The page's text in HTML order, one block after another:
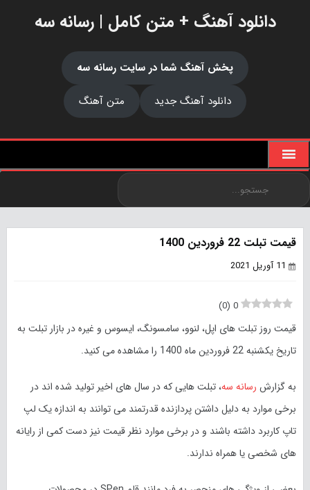
دانلود آهنگ + متن کامل | رسانه سه
پخش آهنگ شما در سایت رسانه سه
دانلود آهنگ جدید
متن آهنگ
قیمت تبلت 22 فروردین 1400
11 آوریل 2021
0
(
0
)
قیمت روز تبلت های اپل، لنوو، سامسونگ، ایسوس و غیره در بازار تبلت به
تاریخ یکشنبه 22 فروردین ماه 1400 را مشاهده می کنید.
به گزارش رسانه سه، تبلت هایی که در سال های اخیر تولید شده اند در
برخی موارد به دلیل داشتن پردازنده قدرتمند می توانند به اندازه یک لپ
تاپ کاربرد داشته باشند و در برخی موارد نظر قیمت نیز دست کمی از رایانه
های شخصی یا همراه ندارند.